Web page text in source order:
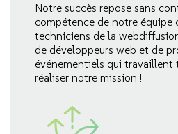
Notre succès repose sans
compétence de notre équipe
techniciens de la
de développeurs web et de
événementiels qui travaillent
réaliser notre mission !